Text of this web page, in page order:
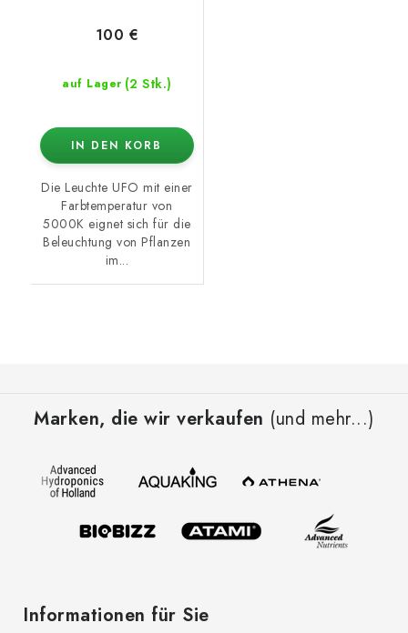
auf Lager (2 Stk.)
100 €
IN DEN KORB
Die Leuchte UFO mit einer
Farbtemperatur von
5000K eignet sich für die
Beleuchtung von Pflanzen
im...
Marken, die wir verkaufen (und mehr...)
Informationen für Sie